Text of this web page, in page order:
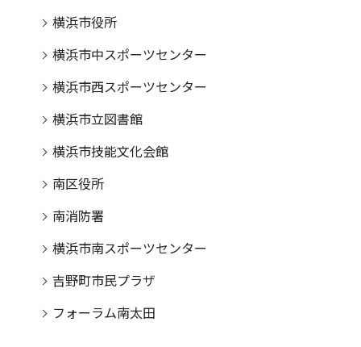
横浜市役所
横浜市中スポーツセンター
横浜市西スポーツセンター
横浜市立図書館
横浜市技能文化会館
南区役所
南消防署
横浜市南スポーツセンター
吉野町市民プラザ
フォーラム南太田